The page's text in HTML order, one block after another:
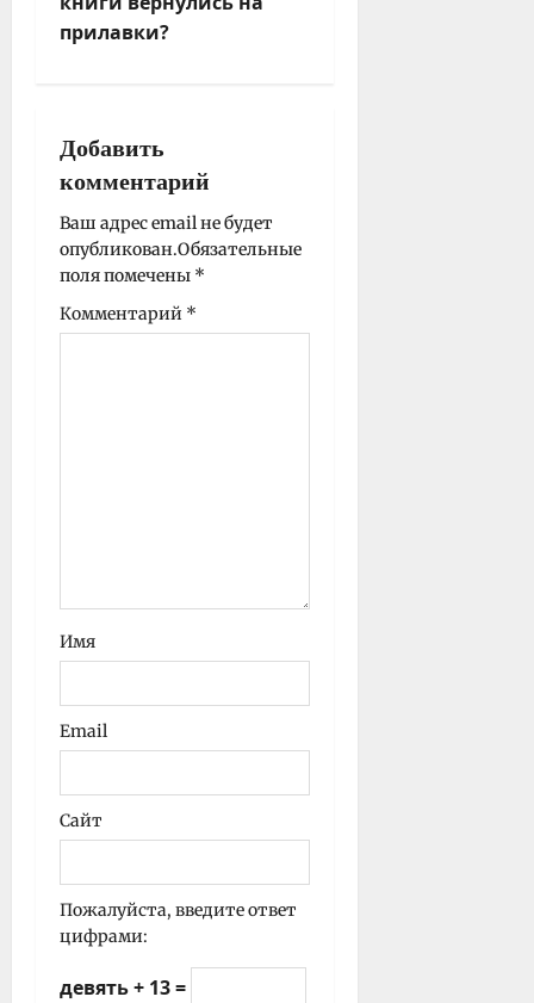
а
ц
а
п
и
с
и
прилавки?
Добавить
комментарий
Ваш адрес email не будет
опубликован.Обязательные
поля помечены *
Комментарий *
Имя
Email
Сайт
Пожалуйста, введите ответ
цифрами:
девять + 13 =